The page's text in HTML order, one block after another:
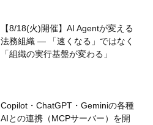
【8/18(火)開催】AI Agentが変える
法務組織 — 「速くなる」ではなく
「組織の実行基盤が変わる」
Copilot・ChatGPT・Geminiの各種
AIとの連携（MCPサーバー）を開